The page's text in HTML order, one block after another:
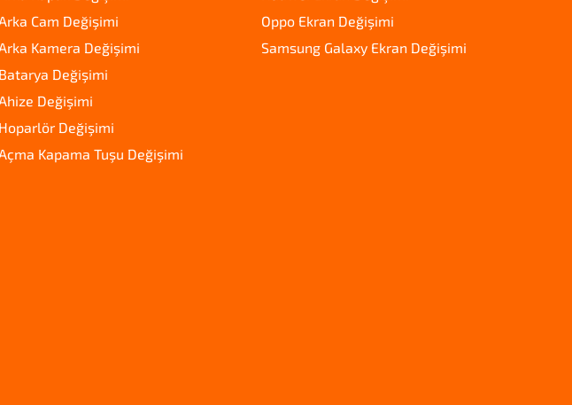
Cam Değişimi
Kamera Değişimi
Batarya Değişimi
Değişimi
Hoparlör Değişimi
Kapama Tuşu Değişimi
Oppo Ekran Değişimi
Samsung Galaxy Ekran Değişimi